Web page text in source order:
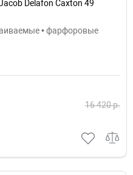
Delafon Caxton 49
• фарфоровые
16 420 р.